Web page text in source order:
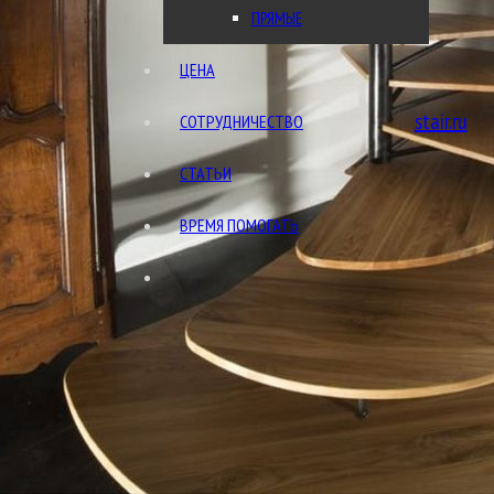
stair.ru
ПРЯМЫЕ
ЦЕНА
СОТРУДНИЧЕСТВО
СТАТЬИ
ВРЕМЯ ПОМОГАТЬ
Обратный звонок